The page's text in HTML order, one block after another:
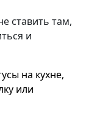
ставить там,
и
на кухне,
или